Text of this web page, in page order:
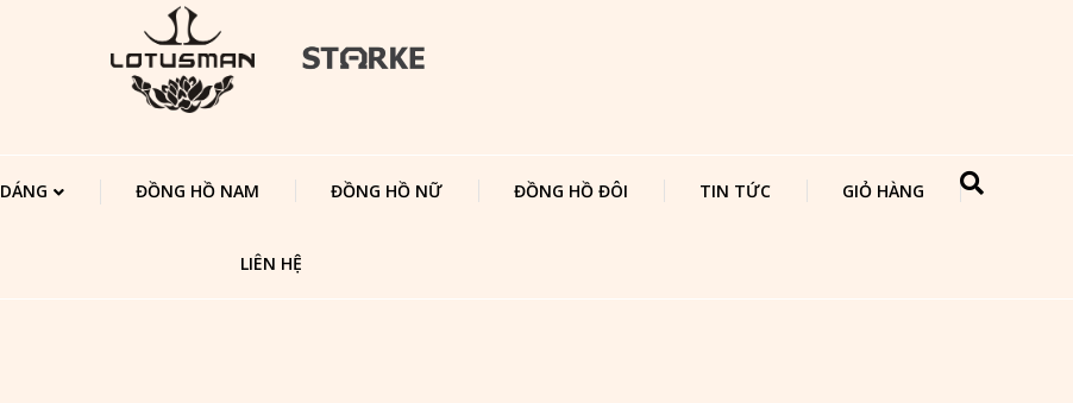
ĐỒNG HỒ NAM ĐỒNG HỒ NỮ ĐỒNG HỒ ĐÔI TIN TỨC GIỎ HÀNG
LIÊN HỆ